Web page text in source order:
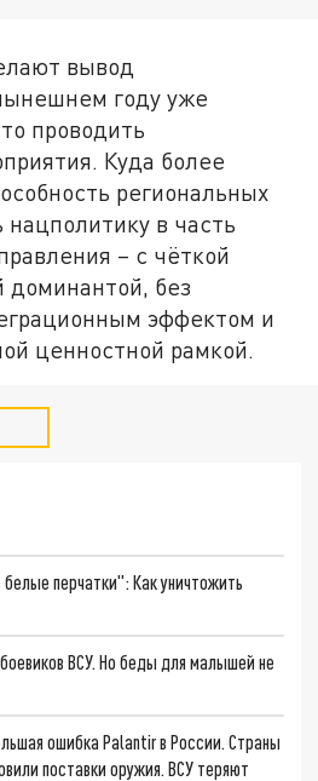
вывод
году уже
проводить
Куда более
региональных
в часть
– с чёткой
доминантой, без
эффектом и
ценностной рамкой.
перчатки": Как уничтожить
ВСУ. Но беды для малышей не
ошибка Palantir в России. Страны
поставки оружия. ВСУ теряют